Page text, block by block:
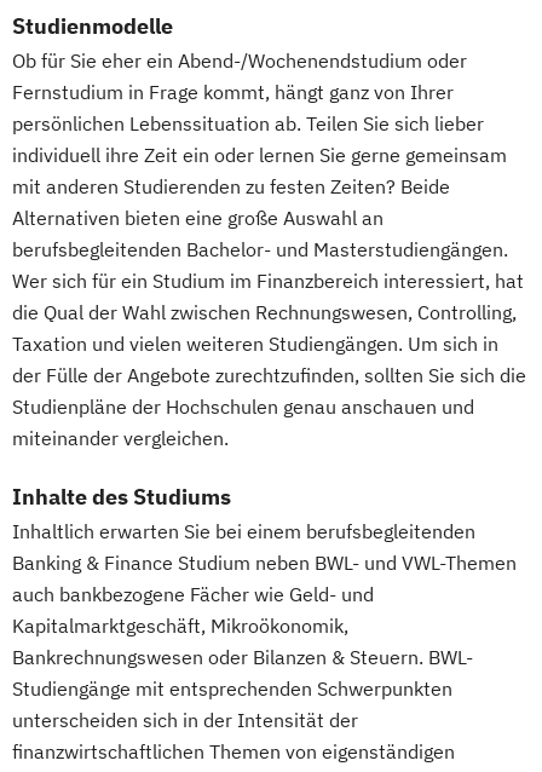
Wirtschaftsingenieurwesen Medizintechnik
Wirtschaftspsychologie (DE/EN)
Wirtschaftsrecht
Spanisch - Diploma de Español (Nivel
Intermedio)
Strategische Unternehmensplanung &
Financial Modeling
Strategisches
Geschäftsprozessmanagement
Strategy & Leadership
Supply Chain Management (SCM)
Taxation
Accounting
Finance
Transport- und Logistikrecht
Transportsysteme
UX Design & Management
Unternehmensführung
Verhaltensökonomik - Psychologisches
Praxiswissen für den Finanzbereich
Vertriebs- und Handelsmanagement
Wirtschaftsbeziehungen & internationale
Politik
Wirtschaftspsychologie
Wirtschaftsrecht
Wirtschaftsspanisch
Unternehmenssteuerung
Wirtschaftswissenschaft für Ingenieur/-
innen und Naturwissenschaftler/innen
im Bachelor Rechtswissenschaft
im Bachelor Wirtschaftswissenschaft
im Master Rechtswissenschaft
im Master Wirtschaftswissenschaft
im Studiengang Rechtswissenschaft (Erste
juristische Prüfung)
Studienmodelle
Ob für Sie eher ein Abend-/Wochenendstudium oder
Fernstudium in Frage kommt, hängt ganz von Ihrer
persönlichen Lebenssituation ab. Teilen Sie sich lieber
individuell ihre Zeit ein oder lernen Sie gerne gemeinsam
mit anderen Studierenden zu festen Zeiten? Beide
Alternativen bieten eine große Auswahl an
berufsbegleitenden Bachelor- und Masterstudiengängen.
Wer sich für ein Studium im Finanzbereich interessiert, hat
die Qual der Wahl zwischen Rechnungswesen, Controlling,
Taxation und vielen weiteren Studiengängen. Um sich in
der Fülle der Angebote zurechtzufinden, sollten Sie sich die
Studienpläne der Hochschulen genau anschauen und
miteinander vergleichen.
Inhalte des Studiums
Inhaltlich erwarten Sie bei einem berufsbegleitenden
Banking & Finance Studium neben BWL- und VWL-Themen
auch bankbezogene Fächer wie Geld- und
Kapitalmarktgeschäft, Mikroökonomik,
Bankrechnungswesen oder Bilanzen & Steuern. BWL-
Studiengänge mit entsprechenden Schwerpunkten
unterscheiden sich in der Intensität der
finanzwirtschaftlichen Themen von eigenständigen